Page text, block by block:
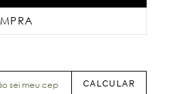
sei meu cep